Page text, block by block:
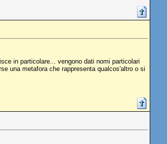
in particolare... vengono dati nomi particolari
una metafora che rappresenta qualcos'altro o si